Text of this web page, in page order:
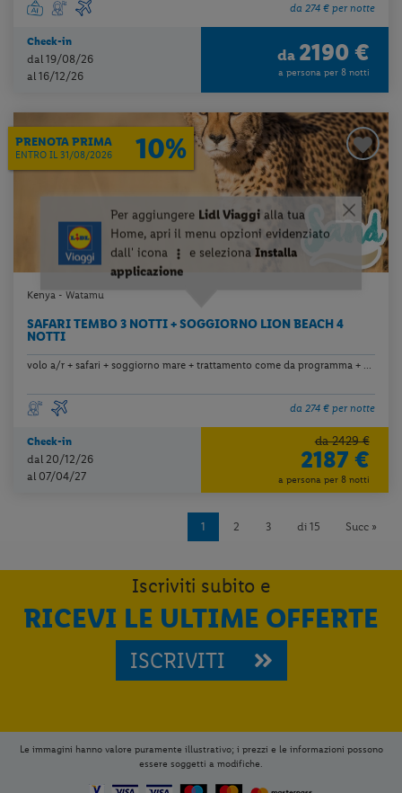
da 274 € per notte
Check-in
dal 19/08/26
al 16/12/26
da 2190 €
a persona per 8 notti
PRENOTA PRIMA
ENTRO IL 31/08/2026 10%
Kenya - Watamu
SAFARI TEMBO 3 NOTTI + SOGGIORNO LION BEACH 4
NOTTI
volo a/r + safari + soggiorno mare + trattamento come da programma + ...
da 274 € per notte
Check-in
dal 20/12/26
al 07/04/27
da 2429 €
2187 €
a persona per 8 notti
1 2 3 di 15 Succ »
Iscriviti subito e
RICEVI LE ULTIME OFFERTE
ISCRIVITI
Le immagini hanno valore puramente illustrativo; i prezzi e le informazioni possono
essere soggetti a modifiche.